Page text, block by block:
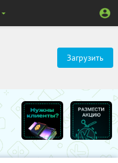
Загрузить